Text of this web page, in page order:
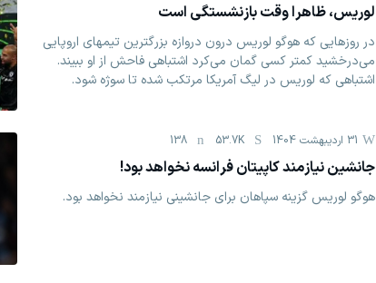
لوریس، ظاهرا وقت بازنشستگی است
در روزهایی که هوگو لوریس درون دروازه بزرگترین تیمهای اروپایی
می‌درخشید کمتر کسی گمان می‌کرد اشتباهی فاحش از او ببیند.
اشتباهی که لوریس در لیگ آمریکا مرتکب شده تا سوژه شود.
31 اردیبهشت 1404 53.7K
138
جانشین نیازمند کاپیتان فرانسه نخواهد بود!
هوگو لوریس گزینه سپاهان برای جانشینی نیازمند نخواهد بود.